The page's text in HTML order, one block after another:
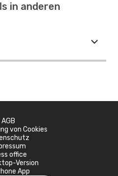
in anderen
AGB
von Cookies
office
Version
App